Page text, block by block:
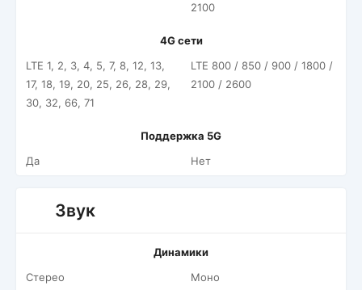
2100
4G сети
LTE 1, 2, 3, 4, 5, 7, 8, 12, 13,
17, 18, 19, 20, 25, 26, 28, 29,
30, 32, 66, 71
LTE 800 / 850 / 900 / 1800 /
2100 / 2600
Поддержка 5G
Да
Нет
Звук
Динамики
Стерео
Моно